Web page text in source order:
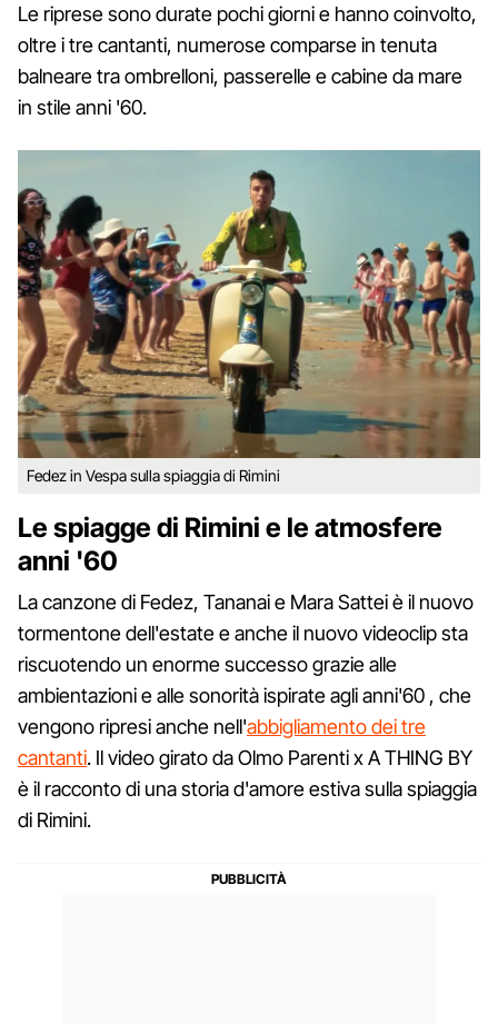
Le riprese sono durate pochi giorni e hanno coinvolto,
oltre i tre cantanti, numerose comparse in tenuta
balneare tra ombrelloni, passerelle e cabine da mare
in stile anni '60.
Fedez in Vespa sulla spiaggia di Rimini
Le spiagge di Rimini e le atmosfere
anni '60
La canzone di Fedez, Tananai e Mara Sattei è il nuovo
tormentone dell'estate e anche il nuovo videoclip sta
riscuotendo un enorme successo grazie alle
ambientazioni e alle sonorità ispirate agli anni'60 , che
vengono ripresi anche nell'abbigliamento dei tre
cantanti. Il video girato da Olmo Parenti x A THING BY
è il racconto di una storia d'amore estiva sulla spiaggia
di Rimini.